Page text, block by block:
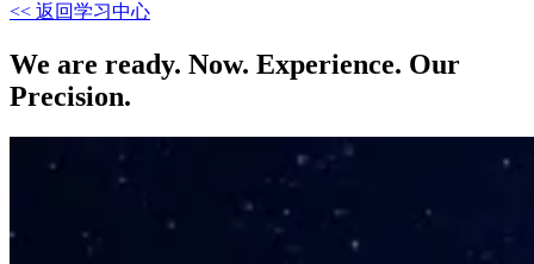
<< 返回学习中心
We are ready. Now. Experience. Our
Precision.